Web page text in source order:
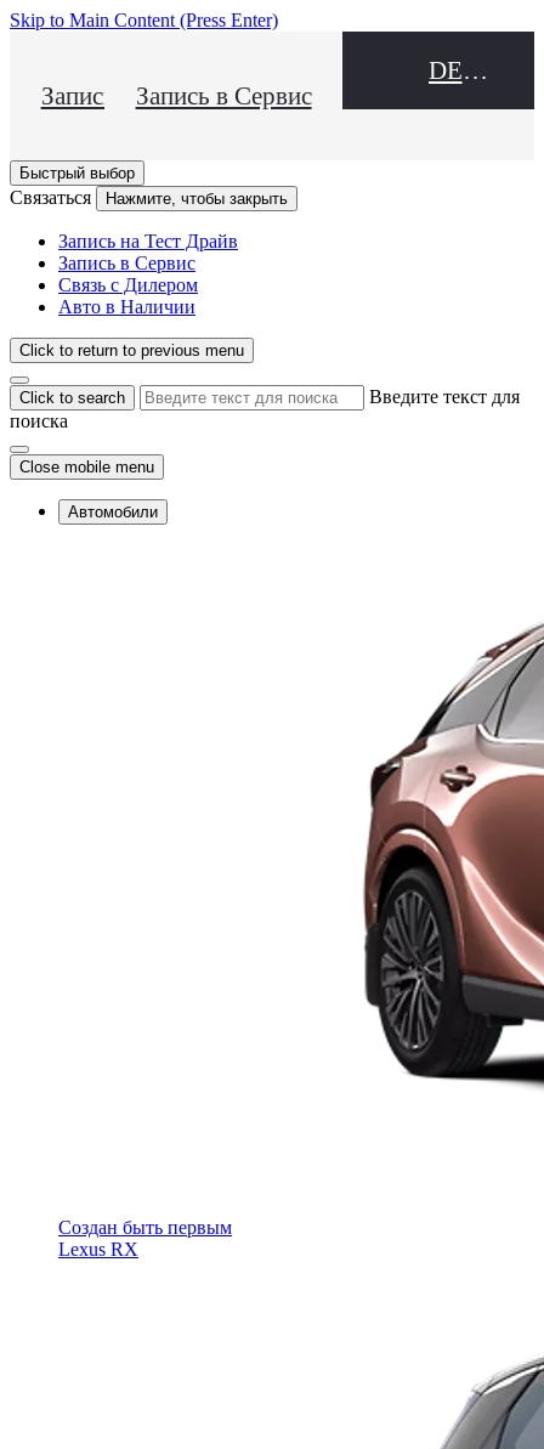
Skip to Main Content (Press Enter)
Запись на Тест Драйв
Запись в Сервис
DEALER NAME
Быстрый выбор
Связаться Нажмите, чтобы закрыть
Запись на Тест Драйв
Запись в Сервис
Связь с Дилером
Авто в Наличии
Click to return to previous menu
Click to search
Введите текст для
поиска
Close mobile menu
Автомобили
Cоздан быть первым
Lexus RX